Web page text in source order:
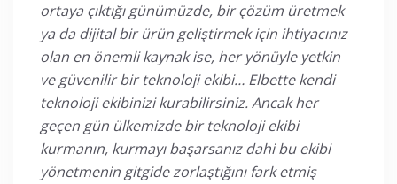
ortaya çıktığı günümüzde, bir çözüm üretmek
ya da dijital bir ürün geliştirmek için ihtiyacınız
olan en önemli kaynak ise, her yönüyle yetkin
ve güvenilir bir teknoloji ekibi… Elbette kendi
teknoloji ekibinizi kurabilirsiniz. Ancak her
geçen gün ülkemizde bir teknoloji ekibi
kurmanın, kurmayı başarsanız dahi bu ekibi
yönetmenin gitgide zorlaştığını fark etmiş